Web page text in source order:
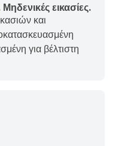
Μηδενικές εικασίες.
και
για βέλτιστη